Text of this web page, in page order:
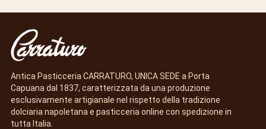
Antica Pasticceria CARRATURO, UNICA SEDE a Porta
Capuana dal 1837, caratterizzata da una produzione
esclusivamente artigianale nel rispetto della tradizione
dolciaria napoletana e pasticceria online con spedizione in
tutta Italia.